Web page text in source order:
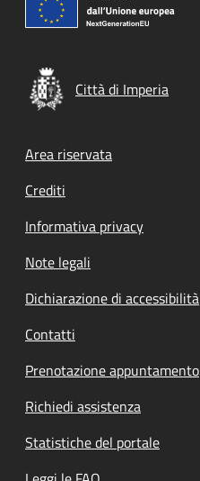
Città di Imperia
Footer menu
Area riservata
Crediti
Informativa privacy
Note legali
Dichiarazione di accessibilità
Contatti
Prenotazione appuntamento
Richiedi assistenza
Statistiche del portale